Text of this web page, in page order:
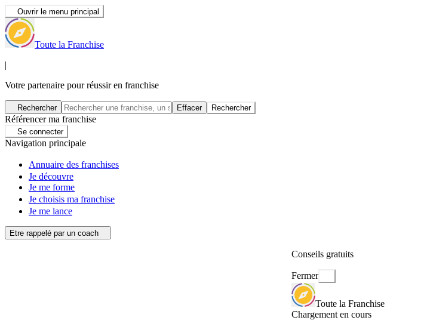
Ouvrir le menu principal
Toute la Franchise
|
Votre partenaire pour réussir en franchise
Rechercher Effacer Rechercher
Référencer ma franchise
Se connecter
Navigation principale
Annuaire des franchises
Je découvre
Je me forme
Je choisis ma franchise
Je me lance
Etre rappelé par un coach
Conseils gratuits
Fermer
Toute la Franchise
Chargement en cours